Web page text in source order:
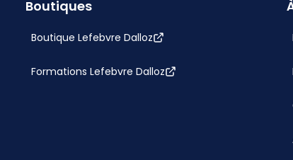
Boutiques
Boutique Lefebvre Dalloz
Formations Lefebvre Dalloz